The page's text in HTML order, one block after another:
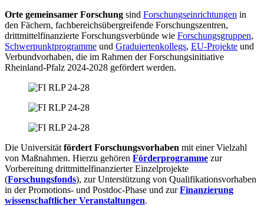
Orte gemeinsamer Forschung sind Forschungseinrichtungen in
den Fächern, fachbereichsübergreifende Forschungszentren,
drittmittelfinanzierte Forschungsverbünde wie Forschungsgruppen,
Schwerpunktprogramme und Graduiertenkollegs, EU-Projekte und
Verbundvorhaben, die im Rahmen der Forschungsinitiative
Rheinland-Pfalz 2024-2028 gefördert werden.
Die Universität fördert Forschungsvorhaben mit einer Vielzahl
von Maßnahmen. Hierzu gehören Förderprogramme zur
Vorbereitung drittmittelfinanzierter Einzelprojekte
(Forschungsfonds), zur Unterstützung von Qualifikationsvorhaben
in der Promotions- und Postdoc-Phase und zurFinanzierung
wissenschaftlicher Veranstaltungen.